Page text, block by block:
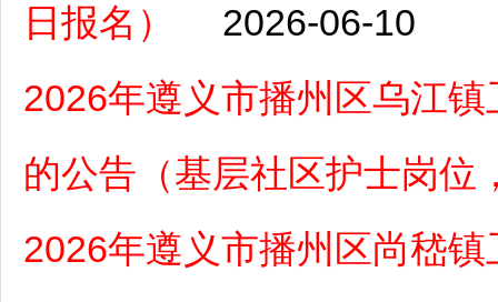
日报名）
2026-06-10
2026年遵义市播州区乌江
的公告（基层社区护士岗位
2026年遵义市播州区尚嵇